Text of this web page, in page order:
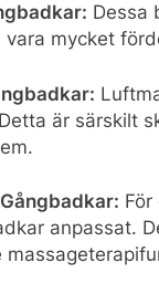
Dessa
mycket
är särskilt
anpassat.